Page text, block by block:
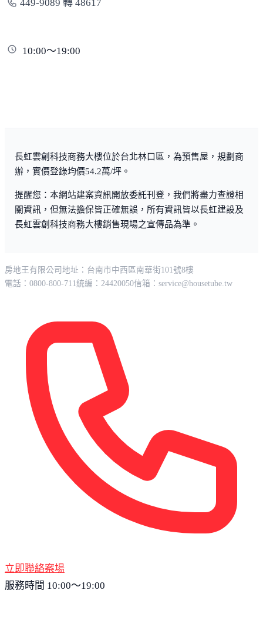
449-9089 轉 48617
10:00～19:00
長虹雲創科技商務大樓位於台北林口區，為預售屋，規劃商
辦，實價登錄均價54.2萬/坪。
提醒您：本網站建案資訊開放委託刊登，我們將盡力查證相
關資訊，但無法擔保皆正確無誤，所有資訊皆以長虹建設及
長虹雲創科技商務大樓銷售現場之宣傳品為準。
房地王有限公司 地址：台南市中西區南華街101號8樓
電話：0800-800-711統編：24420050信箱： service@housetube.tw
立即聯絡案場
服務時間 10:00～19:00